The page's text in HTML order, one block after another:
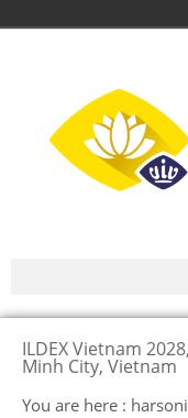
ILDEX Vietnam
Minh City, Vietnam
You are here :